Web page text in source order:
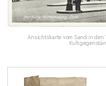
Ansichtskarte vom Sand in den